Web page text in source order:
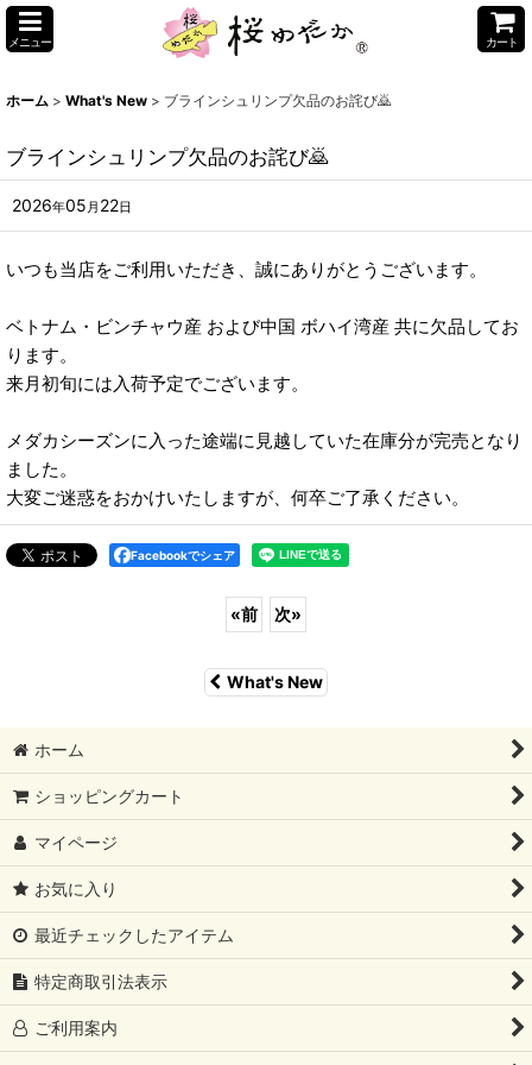
メニュー カート
ホーム > What's New > ブラインシュリンプ欠品のお詫び🙇
ブラインシュリンプ欠品のお詫び🙇
2026年05 月 22日
いつも当店をご利用いただき、誠にありがとうございます。
ベトナム・ビンチャウ産 および中国 ボハイ湾産 共に欠品してお
ります。
来月初旬には入荷予定でございます。
メダカシーズンに入った途端に見越していた在庫分が完売となり
ました。
大変ご迷惑をおかけいたしますが、何卒ご了承ください。
Facebookでシェア
«前 次»
What's New
ホーム
ショッピングカート
マイページ
お気に入り
最近チェックしたアイテム
特定商取引法表示
ご利用案内